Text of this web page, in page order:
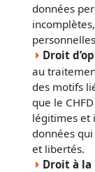
données
Droit
au
des motifs
que le
légitimes et
données
et libertés.
Droit à